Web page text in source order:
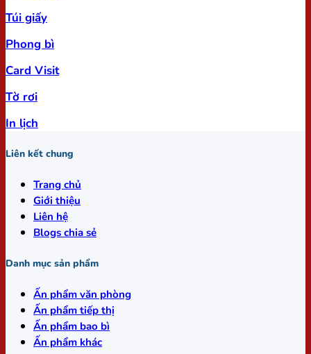
Túi giấy
Phong bì
Card Visit
Tờ rơi
In lịch
Liên kết chung
Trang chủ
Giới thiệu
Liên hệ
Blogs chia sẻ
Danh mục sản phẩm
Ấn phẩm văn phòng
Ấn phẩm tiếp thị
Ấn phẩm bao bì
Ấn phẩm khác